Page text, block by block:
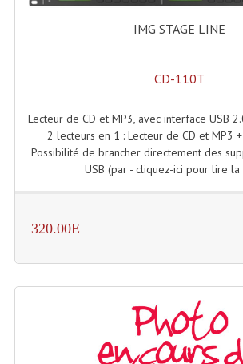
Haut-Parleurs Amplis Guitare
Moteurs Pavillons Pour
Tweeters Pour Enceintes
Lecteurs Double Cd Mixage
Lecteurs Double Cd MP3
IMG STAGE LINE
CD-110T
Lecteur de CD et MP3, avec interface USB
2 lecteurs en 1 : Lecteur de CD et MP3
Possibilité de brancher directement des
USB (par - cliquez-ici pour lire la
320.00E